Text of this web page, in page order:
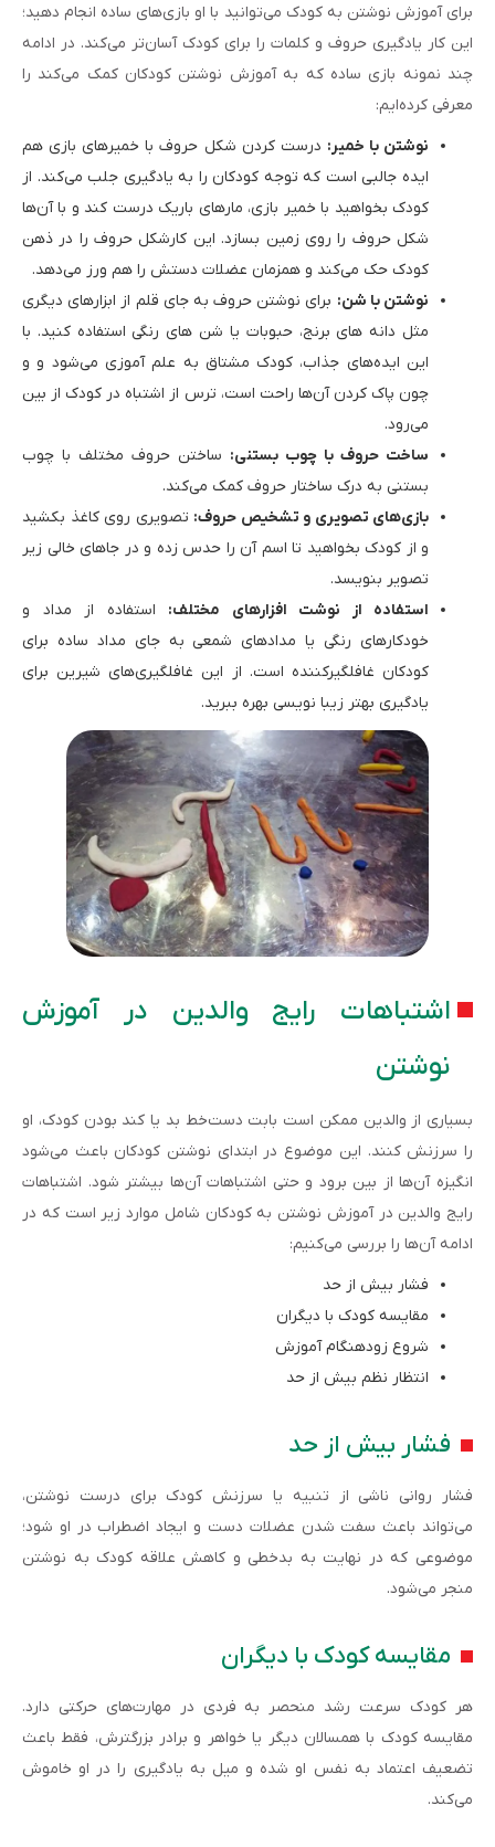
برای آموزش نوشتن به کودک می‌توانید با او بازی‌های ساده انجام دهید؛
این کار یادگیری حروف و کلمات را برای کودک آسان‌تر می‌کند. در ادامه
چند نمونه بازی ساده که به آموزش نوشتن کودکان کمک می‌کند را
معرفی کرده‌ایم:
نوشتن با خمیر: درست کردن شکل حروف با خمیرهای بازی هم
ایده جالبی است که توجه کودکان را به یادگیری جلب می‌کند. از
کودک بخواهید با خمیر بازی، مارهای باریک درست کند و با آن‌ها
شکل حروف را روی زمین بسازد. این کارشکل حروف را در ذهن
کودک حک می‌کند و همزمان عضلات دستش را هم ورز می‌دهد.
نوشتن با شن: برای نوشتن حروف به جای قلم از ابزارهای دیگری
مثل دانه های برنج، حبوبات یا شن های رنگی استفاده کنید. با
این ایده‌های جذاب، کودک مشتاق به علم آموزی می‌شود و و
چون پاک کردن آن‌ها راحت است، ترس از اشتباه در کودک از بین
می‌رود.
ساخت حروف با چوب بستنی: ساختن حروف مختلف با چوب
بستنی به درک ساختار حروف کمک می‌کند.
بازی‌های تصویری و تشخیص حروف: تصویری روی کاغذ بکشید
و از کودک بخواهید تا اسم آن را حدس زده و در جاهای خالی زیر
تصویر بنویسد.
استفاده از نوشت افزار‌های مختلف: استفاده از مداد و
خودکارهای رنگی یا مدادهای شمعی به جای مداد ساده برای
کودکان غافلگیرکننده است. از این غافلگیری‌های شیرین برای
یادگیری بهتر زیبا نویسی بهره ببرید.
اشتباهات رایج والدین در آموزش
نوشتن
بسیاری از والدین ممکن است بابت دست‌خط بد یا کند بودن کودک، او
را سرزنش کنند. این موضوع در ابتدای نوشتن کودکان باعث می‌شود
انگیزه آن‌ها از بین برود و حتی اشتباهات آن‌ها بیشتر شود. اشتباهات
رایج والدین در آموزش نوشتن به کودکان شامل موارد زیر است که در
ادامه آن‌ها را بررسی می‌کنیم:
فشار بیش از حد
مقایسه کودک با دیگران
شروع زودهنگام آموزش
انتظار نظم بیش از حد
فشار بیش از حد
فشار روانی ناشی از تنبیه یا سرزنش کودک برای درست نوشتن،
می‌تواند باعث سفت شدن عضلات دست و ایجاد اضطراب در او شود؛
موضوعی که در نهایت به بدخطی و کاهش علاقه کودک به نوشتن
منجر می‌شود.
مقایسه کودک با دیگران
هر کودک سرعت رشد منحصر به فردی در مهارت‌های حرکتی دارد.
مقایسه کودک با همسالان دیگر یا خواهر و برادر بزرگترش، فقط باعث
تضعیف اعتماد به نفس او شده و میل به یادگیری را در او خاموش
می‌کند.